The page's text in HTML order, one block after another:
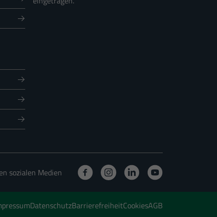
sozialen Medien
DatenschutzBarrierefreiheitCookiesAGB
Medien akzeptiert
Website nutzen.